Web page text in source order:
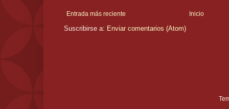
Entrada más reciente Inicio
Suscribirse a: Enviar comentarios (Atom)